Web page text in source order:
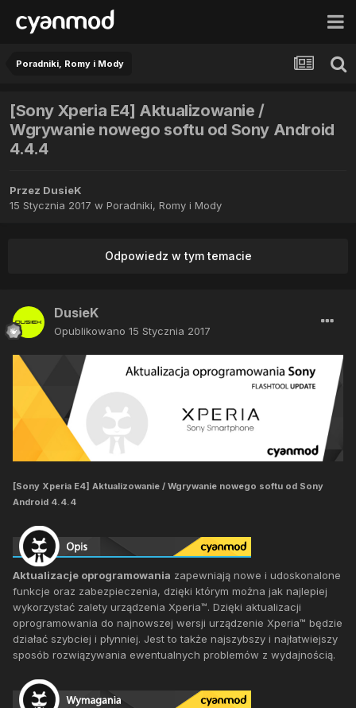
Poradniki, Romy i Mody
[Sony Xperia E4] Aktualizowanie /
Wgrywanie nowego softu od Sony Android
4.4.4
Przez DusieK
15 Stycznia 2017 w Poradniki, Romy i Mody
Odpowiedz w tym temacie
DusieK
Opublikowano 15 Stycznia 2017
[Sony Xperia E4] Aktualizowanie / Wgrywanie nowego softu od Sony
Android 4.4.4
Aktualizacje oprogramowania zapewniają nowe i udoskonalone
funkcje oraz zabezpieczenia, dzięki którym można jak najlepiej
wykorzystać zalety urządzenia Xperia™. Dzięki aktualizacji
oprogramowania do najnowszej wersji urządzenie Xperia™ będzie
działać szybciej i płynniej. Jest to także najszybszy i najłatwiejszy
sposób rozwiązywania ewentualnych problemów z wydajnością.